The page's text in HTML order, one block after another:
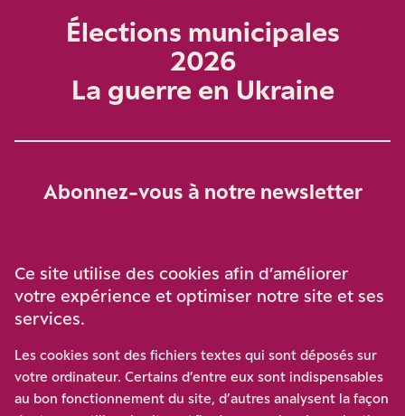
Élections municipales
2026
La guerre en Ukraine
Abonnez-vous à notre newsletter
Participez à notre effort pour conforter la démocratie en
luttant contre l’ascension aux extrêmes, et la
Ce site utilise des cookies afin d’améliorer
votre expérience et optimiser notre site et ses
services.
Les cookies sont des fichiers textes qui sont déposés sur
votre ordinateur. Certains d’entre eux sont indispensables
au bon fonctionnement du site, d’autres analysent la façon